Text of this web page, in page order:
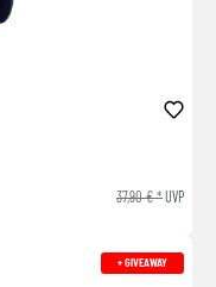
37,90 € *UVP
+ GIVEAWAY